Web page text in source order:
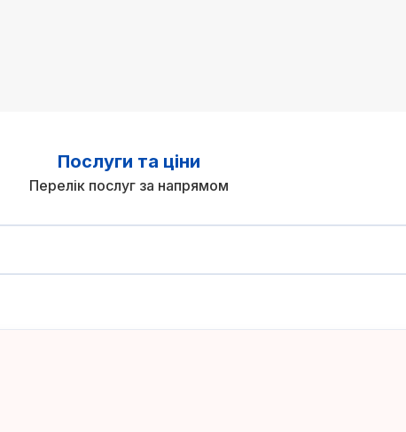
Послуги та ціни
Перелік послуг за напрямом